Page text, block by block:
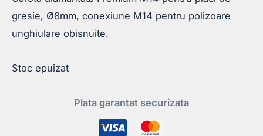
gresie, Ø8mm, conexiune M14 pentru polizoare
unghiulare obisnuite.
Stoc epuizat
Plata garantat securizata